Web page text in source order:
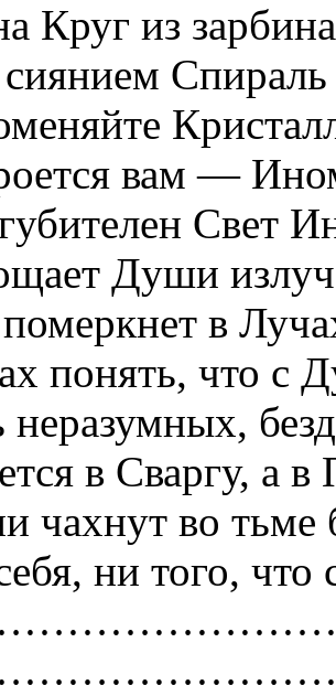
Круг из
Спираль
вам —
Свет
Души
в
понять, что с
в Сваргу, а в
чахнут во тьме
ни того, что